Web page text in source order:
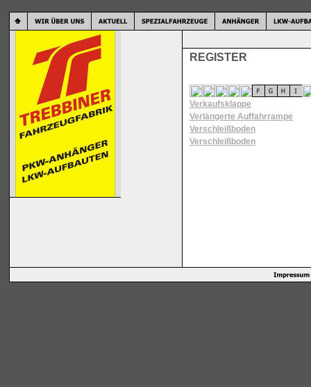
REGISTER
Verkaufsklappe
Verlängerte Auffahrrampe
Verschleißboden
Verschleißboden